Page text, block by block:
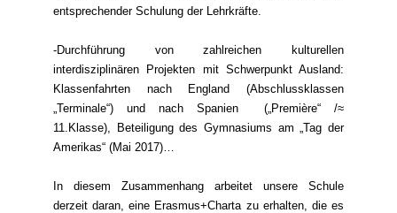
entsprechender Schulung der Lehrkräfte.
-Durchführung von zahlreichen kulturellen
interdisziplinären Projekten mit Schwerpunkt Ausland:
Klassenfahrten nach England (Abschlussklassen
„Terminale“) und nach Spanien („Première“ /≈
11.Klasse), Beteiligung des Gymnasiums am „Tag der
Amerikas“ (Mai 2017)…
In diesem Zusammenhang arbeitet unsere Schule
derzeit daran, eine Erasmus+Charta zu erhalten, die es